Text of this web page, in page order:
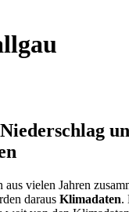
aus vielen Jahren
daraus Klimadaten.